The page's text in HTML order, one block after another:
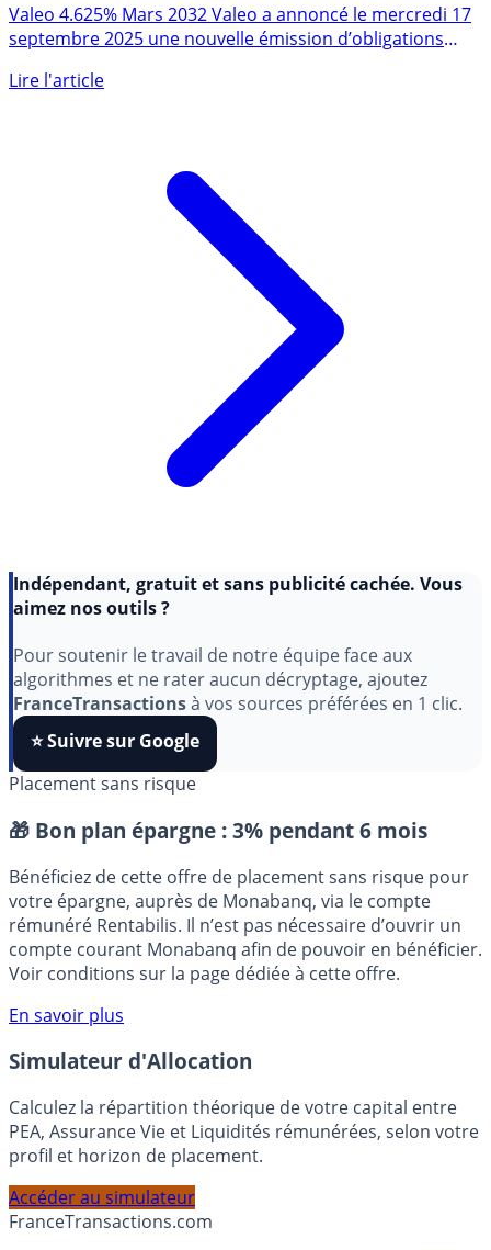
Valeo 4.625% Mars 2032 Valeo a annoncé le mercredi 17
septembre 2025 une nouvelle émission d’obligations
Lire l'article
Indépendant, gratuit et sans publicité cachée. Vous
aimez nos outils ?
Pour soutenir le travail de notre équipe face aux
algorithmes et ne rater aucun décryptage, ajoutez
FranceTransactionsà vos sources préférées en 1 clic.
⭐️ Suivre sur Google
Placement sans risque
🎁 Bon plan épargne : 3% pendant 6 mois
Bénéficiez de cette offre de placement sans risque pour
votre épargne, auprès de Monabanq, via le compte
rémunéré Rentabilis. Il n’est pas nécessaire d’ouvrir un
compte courant Monabanq afin de pouvoir en bénéficier.
Voir conditions sur la page dédiée à cette offre.
En savoir plus
Simulateur d'Allocation
Calculez la répartition théorique de votre capital entre
PEA, Assurance Vie et Liquidités rémunérées, selon votre
profil et horizon de placement.
Accéder au simulateur
FranceTransactions.com